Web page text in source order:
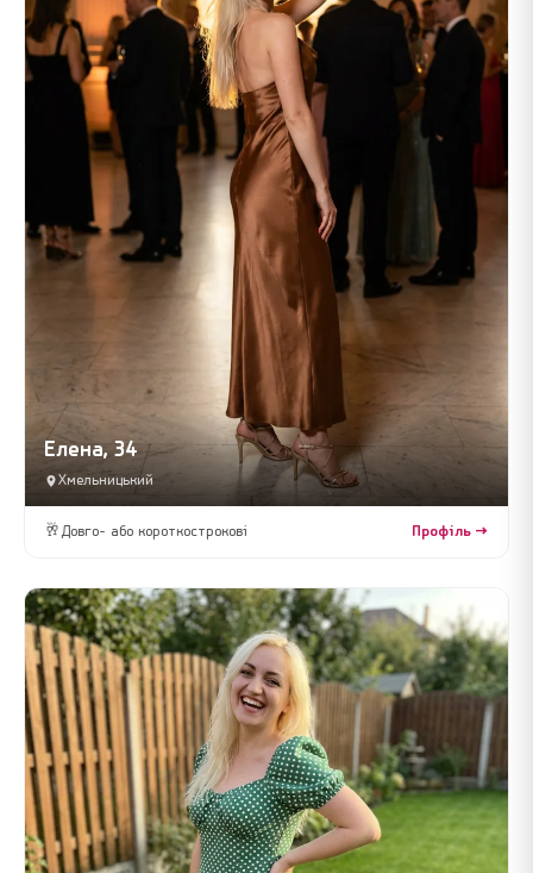
Елена, 34
Хмельницький
🥂 Довго- або короткострокові Профіль →